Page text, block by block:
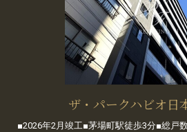
ザ・パークハビオ日
■2026年2月竣工■茅場町駅徒歩3分■総戸